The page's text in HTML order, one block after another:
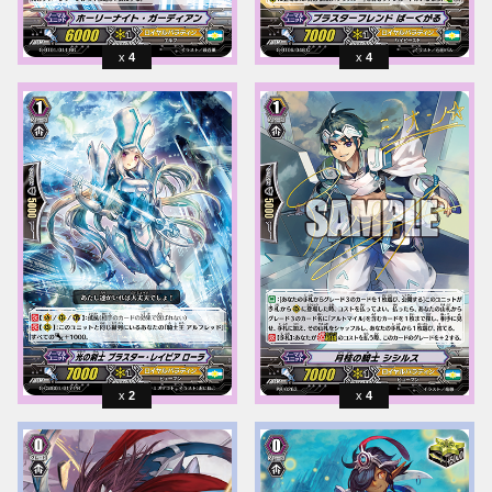
4 4
2 4